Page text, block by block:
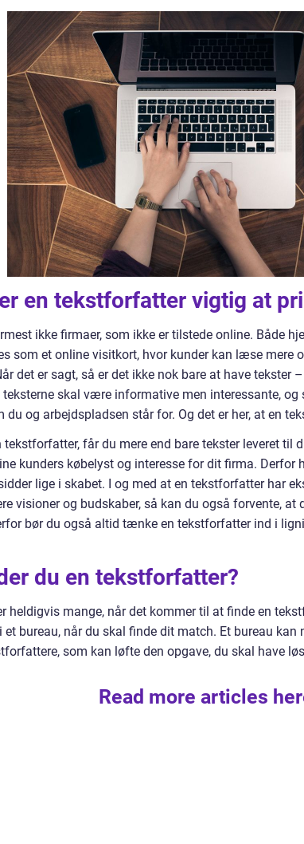
en tekstforfatter vigtig at
ikke firmaer, som ikke er tilstede online. Både
som et online visitkort, hvor kunder kan læse mere
det er sagt, så er det ikke nok bare at have tekster
skal være informative men interessante, og
du og arbejdspladsen står for. Og det er her, at en
tekstforfatter, får du mere end bare tekster leveret til
kunders købelyst og interesse for dit firma. Derfor
lige i skabet. I og med at en tekstforfatter har
visioner og budskaber, så kan du også forvente,
bør du også altid tænke en tekstforfatter ind i
du en tekstforfatter?
heldigvis mange, når det kommer til at finde en
et bureau, når du skal finde dit match. Et bureau
som kan løfte den opgave, du skal have
Read more articles